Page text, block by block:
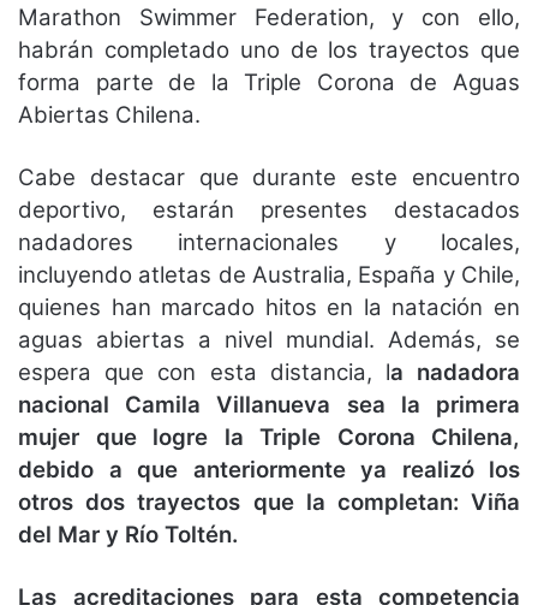
Marathon Swimmer Federation, y con ello,
habrán completado uno de los trayectos que
forma parte de la Triple Corona de Aguas
Abiertas Chilena.
Cabe destacar que durante este encuentro
deportivo, estarán presentes destacados
nadadores internacionales y locales,
incluyendo atletas de Australia, España y Chile,
quienes han marcado hitos en la natación en
aguas abiertas a nivel mundial. Además, se
espera que con esta distancia, la nadadora
nacional Camila Villanueva sea la primera
mujer que logre la Triple Corona Chilena,
debido a que anteriormente ya realizó los
otros dos trayectos que la completan: Viña
del Mar y Río Toltén.
Las acreditaciones para esta competencia